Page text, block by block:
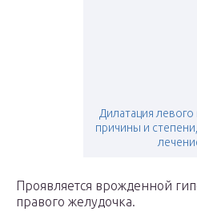
Дилатация левого
причины и
Проявляется врожденной
правого желудочка.